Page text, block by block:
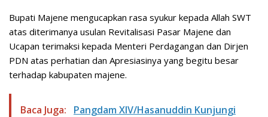
Bupati Majene mengucapkan rasa syukur kepada Allah SWT
atas diterimanya usulan Revitalisasi Pasar Majene dan
Ucapan terimaksi kepada Menteri Perdagangan dan Dirjen
PDN atas perhatian dan Apresiasinya yang begitu besar
terhadap kabupaten majene.
Baca Juga:
Pangdam XIV/Hasanuddin Kunjungi